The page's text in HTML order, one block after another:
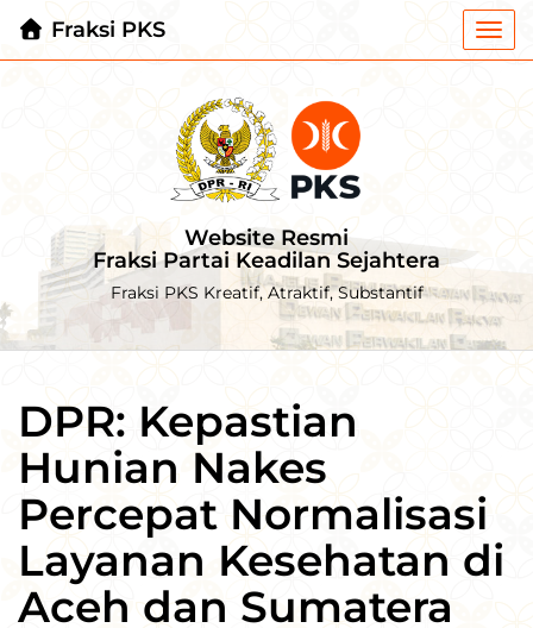
Fraksi PKS
Website Resmi
Fraksi Partai Keadilan Sejahtera
Fraksi PKS Kreatif, Atraktif, Substantif
DPR: Kepastian
Hunian Nakes
Percepat Normalisasi
Layanan Kesehatan di
Aceh dan Sumatera